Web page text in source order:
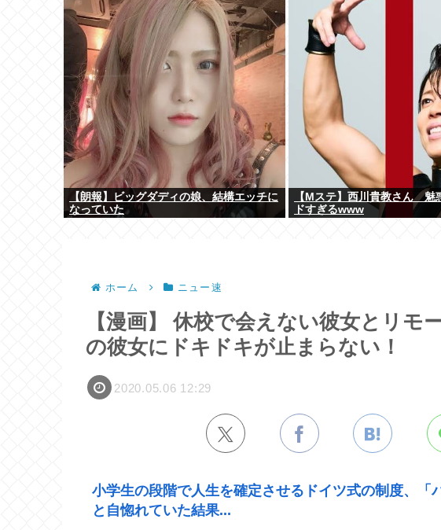
場情報もあるよ100万アツドリ
【朗報】ビッグダディの娘、結構エッチに
なっていた
【Mステ】西川貴教さん 魅
ドすぎるwww
ホーム ニュー速
【漫画】 休校で会えない彼女とリ
の彼女にドキドキが止まらない！
2020.05.06 12:29
小学生の段階で人生を確定させるドイツ式の制度、「
と自惚れていた結果...